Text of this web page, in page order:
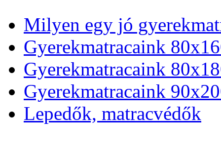
Milyen egy jó
Gyerekmatracaink
Gyerekmatracaink
Gyerekmatracaink
Lepedők, matracvédők